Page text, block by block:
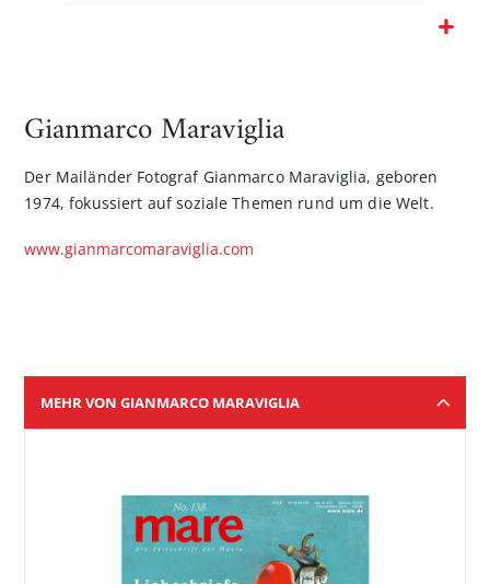
Bildgalerie
Gianmarco Maraviglia
Der Mailänder Fotograf Gianmarco Maraviglia, geboren
1974, fokussiert auf soziale Themen rund um die Welt.
www.gianmarcomaraviglia.com
MEHR VON GIANMARCO MARAVIGLIA